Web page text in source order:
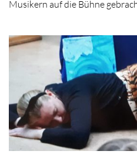
Musikern auf die Bühne